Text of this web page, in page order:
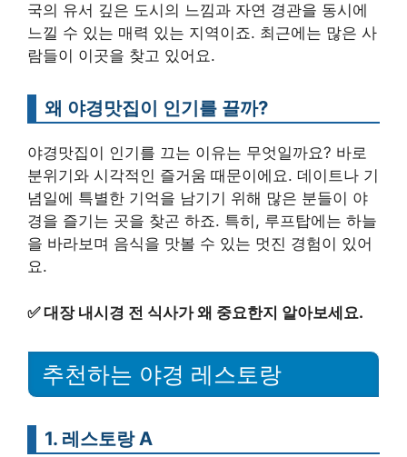
국의 유서 깊은 도시의 느낌과 자연 경관을 동시에
느낄 수 있는 매력 있는 지역이죠. 최근에는 많은 사
람들이 이곳을 찾고 있어요.
왜 야경맛집이 인기를 끌까?
야경맛집이 인기를 끄는 이유는 무엇일까요? 바로
분위기와 시각적인 즐거움 때문이에요. 데이트나 기
념일에 특별한 기억을 남기기 위해 많은 분들이 야
경을 즐기는 곳을 찾곤 하죠. 특히, 루프탑에는 하늘
을 바라보며 음식을 맛볼 수 있는 멋진 경험이 있어
요.
✅대장 내시경 전 식사가 왜 중요한지 알아보세요.
추천하는 야경 레스토랑
1. 레스토랑 A